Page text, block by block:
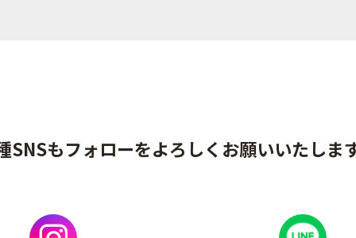
SNSもフォローをよろしくお願いいたしま